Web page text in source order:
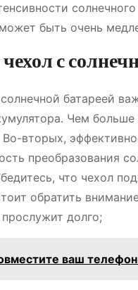
быть очень
с
батареей
Чем
Во-вторых,
преобразования
что чехол
обратить
долго;
ваш телефон